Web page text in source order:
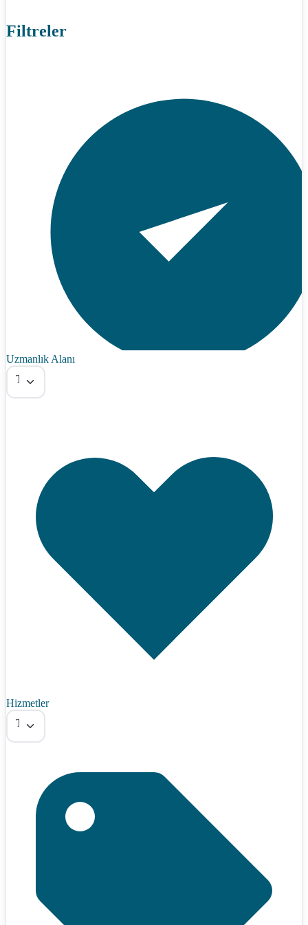
Filtreler
Uzmanlık Alanı
Tümü
Hizmetler
Tümü